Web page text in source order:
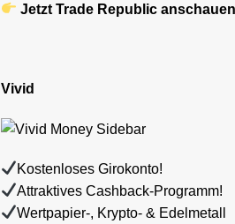
Jetzt Trade Republic
Vivid
Kostenloses Girokonto!
Attraktives Cashback-Programm!
Wertpapier-, Krypto- & Edelmetall